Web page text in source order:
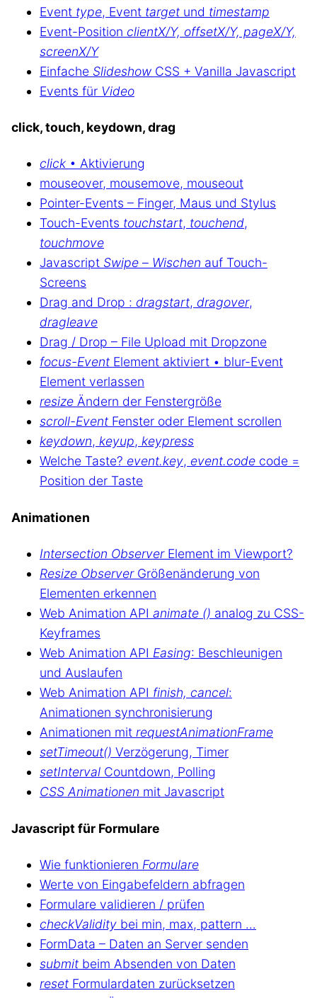
Event type, Event target und timestamp
Event-Position clientX/Y, offsetX/Y, pageX/Y,
screenX/Y
Einfache Slideshow CSS + Vanilla Javascript
Events für Video
click, touch, keydown, drag
click • Aktivierung
mouseover, mousemove, mouseout
Pointer-Events – Finger, Maus und Stylus
Touch-Events touchstart, touchend,
touchmove
Javascript Swipe – Wischen auf Touch-
Screens
Drag and Drop : dragstart, dragover,
dragleave
Drag / Drop – File Upload mit Dropzone
focus-Event Element aktiviert • blur-Event
Element verlassen
resize Ändern der Fenstergröße
scroll-Event Fenster oder Element scrollen
keydown, keyup, keypress
Welche Taste? event.key, event.code code =
Position der Taste
Animationen
Intersection ObserverElement im Viewport?
Resize ObserverGrößenänderung von
Elementen erkennen
Web Animation API animate () analog zu CSS-
Keyframes
Web Animation API Easing: Beschleunigen
und Auslaufen
Web Animation API finish, cancel:
Animationen synchronisierung
Animationen mit requestAnimationFrame
setTimeout() Verzögerung, Timer
setInterval Countdown, Polling
CSS Animationen mit Javascript
Javascript für Formulare
Wie funktionieren Formulare
Werte von Eingabefeldern abfragen
Formulare validieren / prüfen
checkValidity bei min, max, pattern …
FormData – Daten an Server senden
submit beim Absenden von Daten
reset Formulardaten zurücksetzen